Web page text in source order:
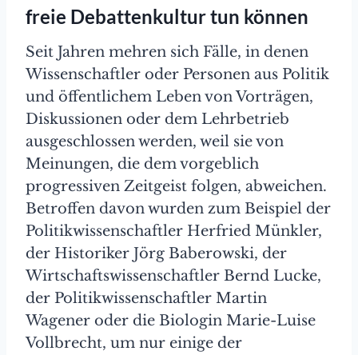
freie Debattenkultur tun können
Seit Jahren mehren sich Fälle, in denen
Wissenschaftler oder Personen aus Politik
und öffentlichem Leben von Vorträgen,
Diskussionen oder dem Lehrbetrieb
ausgeschlossen werden, weil sie von
Meinungen, die dem vorgeblich
progressiven Zeitgeist folgen, abweichen.
Betroffen davon wurden zum Beispiel der
Politikwissenschaftler Herfried Münkler,
der Historiker Jörg Baberowski, der
Wirtschaftswissenschaftler Bernd Lucke,
der Politikwissenschaftler Martin
Wagener oder die Biologin Marie-Luise
Vollbrecht, um nur einige der